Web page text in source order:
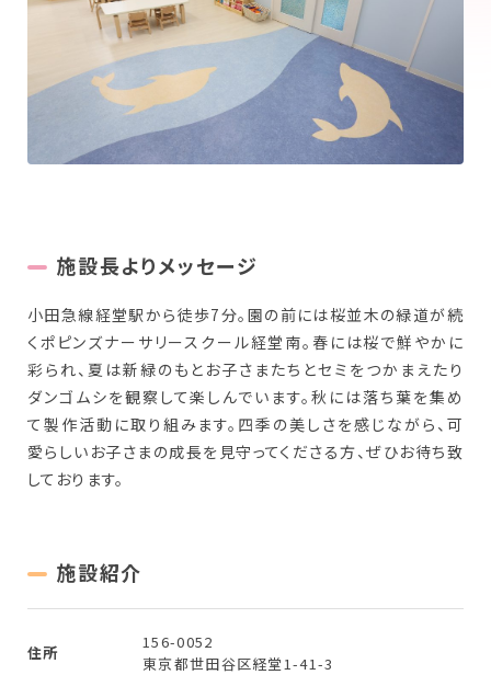
New Graduate
新卒採用について
Workplace
施設長よりメッセージ
小田急線経堂駅から徒歩7分。園の前には桜並木の緑道が続
くポピンズナーサリースクール経堂南。春には桜で鮮やかに
彩られ、夏は新緑のもとお子さまたちとセミをつかまえたり
ダンゴムシを観察して楽しんでいます。秋には落ち葉を集め
て製作活動に取り組みます。四季の美しさを感じながら、可
愛らしいお子さまの成長を見守ってくださる方、ぜひお待ち致
しております。
施設紹介
住所
156-0052
東京都世田谷区経堂1-41-3